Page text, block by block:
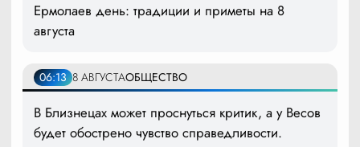
Ермолаев день: традиции и приметы на 8
августа
06:13 8 АВГУСТАОБЩЕСТВО
В Близнецах может проснуться критик, а у Весов
будет обострено чувство справедливости.